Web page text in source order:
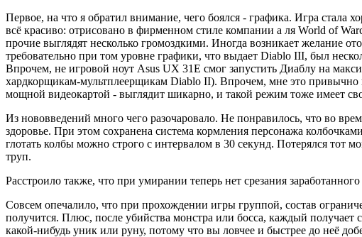
Первое, на что я обратил внимание, чего боялся - графика. Игра стала
всё красиво: отрисовано в фирменном стиле компании а ля World of
прочие выглядят несколько громоздкими. Иногда возникает желание
требовательно при том уровне графики, что выдает Diablo III, был
Впрочем, не игровой ноут Asus UX 31E смог запустить Диаблу на
хардкорщикам-мультплеерщикам Diablo II). Впрочем, мне это привычно
мощной видеокартой - выглядит шикарно, и такой режим тоже имеет
Из нововведений много чего разочаровало. Не понравилось, что во
здоровье. При этом сохранена система кормления персонажа
глотать колбы можно строго с интервалом в 30 секунд. Потерялся тот
труп.
Расстроило также, что при умирании теперь нет срезания
Совсем опечалило, что при прохождении игры группой, состав
получится. Плюс, после убийства монстра или босса, каждый
какой-нибудь уник или руну, потому что вы ловчее и быстрее до неё